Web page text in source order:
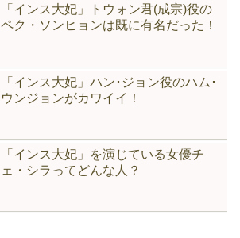
「インス大妃」トウォン君(成宗)役の
ペク・ソンヒョンは既に有名だった！
「インス大妃」ハン･ジョン役のハム･
ウンジョンがカワイイ！
「インス大妃」を演じている女優チ
ェ・シラってどんな人？